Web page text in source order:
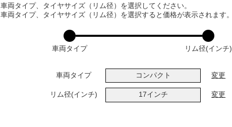
VARIATIONS
車両タイプ、タイヤサイズ（リム径）を選択してください。
車両タイプ、タイヤサイズ（リム径）を選択すると価格が表示されます。
車両タイプ リム径(インチ)
車両タイプ コンパクト 変更
リム径(インチ) 17インチ 変更